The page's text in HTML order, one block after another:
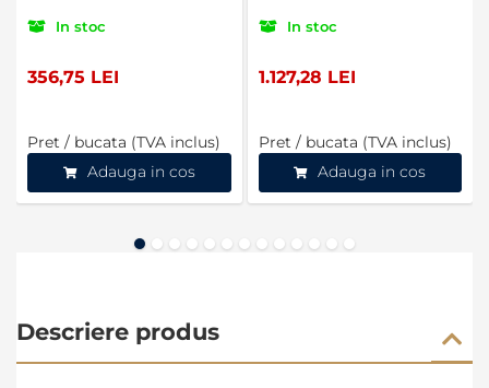
400 mm, crom
In stoc
356,75 LEI
Pret / bucata (TVA inclus)
Adauga in cos
In stoc
1.127,28 LEI
Pret / bucata (TVA inclus)
Adauga in cos
Descriere produs